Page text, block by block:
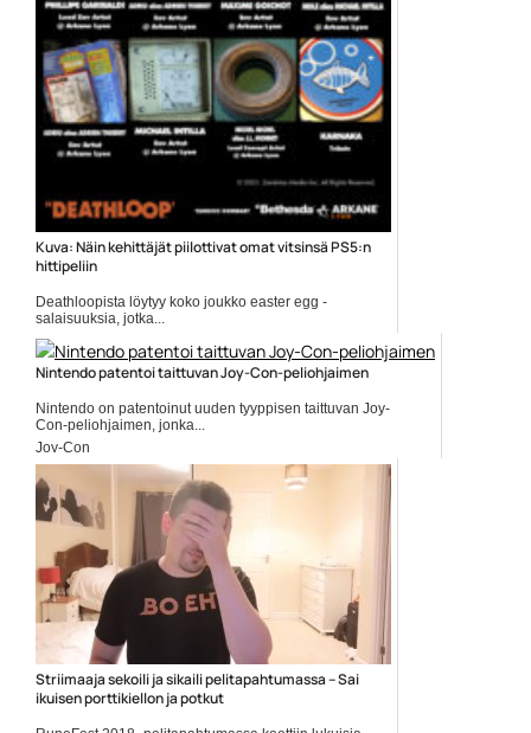
Kuva: Näin kehittäjät piilottivat omat vitsinsä PS5:n
hittipeliin
Deathloopista löytyy koko joukko easter egg -
salaisuuksia, jotka...
Deathloop
Nintendo patentoi taittuvan Joy-Con-peliohjaimen
Nintendo on patentoinut uuden tyyppisen taittuvan Joy-
Con-peliohjaimen, jonka...
Joy-Con
Striimaaja sekoili ja sikaili pelitapahtumassa – Sai
ikuisen porttikiellon ja potkut